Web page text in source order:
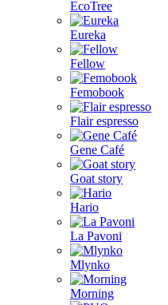
EcoTree
Eureka
Fellow
Femobook
Flair espresso
Gene Café
Goat story
Hario
La Pavoni
Mlynko
Morning